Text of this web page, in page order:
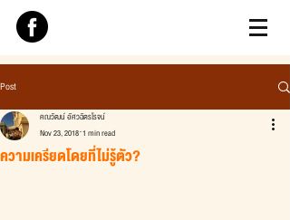
Post
ความเครียดโดยที่ไม่รู้ตัว?
คณวัฒน์ อัศวฉัตรโรจน์
Nov 23, 2018 1 min read